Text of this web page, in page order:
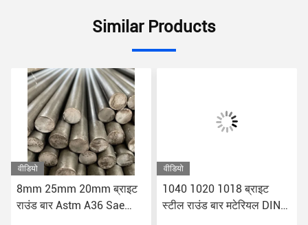
Similar Products
वीडियो
8mm 25mm 20mm ब्राइट
राउंड बार Astm A36 Sae
वीडियो
1040 1020 1018 ब्राइट
स्टील राउंड बार मटेरियल DIN